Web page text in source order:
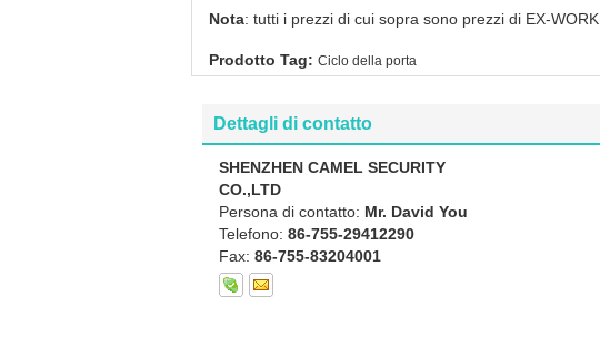
Nota: tutti i prezzi di cui sopra sono prezzi di EX-WORK.
Prodotto Tag: Ciclo della porta
Dettagli di contatto
SHENZHEN CAMEL SECURITY
CO.,LTD
Persona di contatto: Mr. David You
Telefono: 86-755-29412290
Fax: 86-755-83204001